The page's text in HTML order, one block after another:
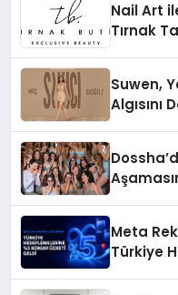
Nail Art
Tırnak
Suwen,
Algısını
Meta
Türkiye